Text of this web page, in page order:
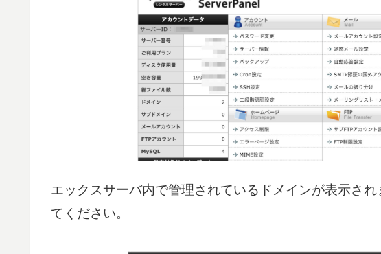
エックスサーバ内で管理されているドメインが表示さ
てください。